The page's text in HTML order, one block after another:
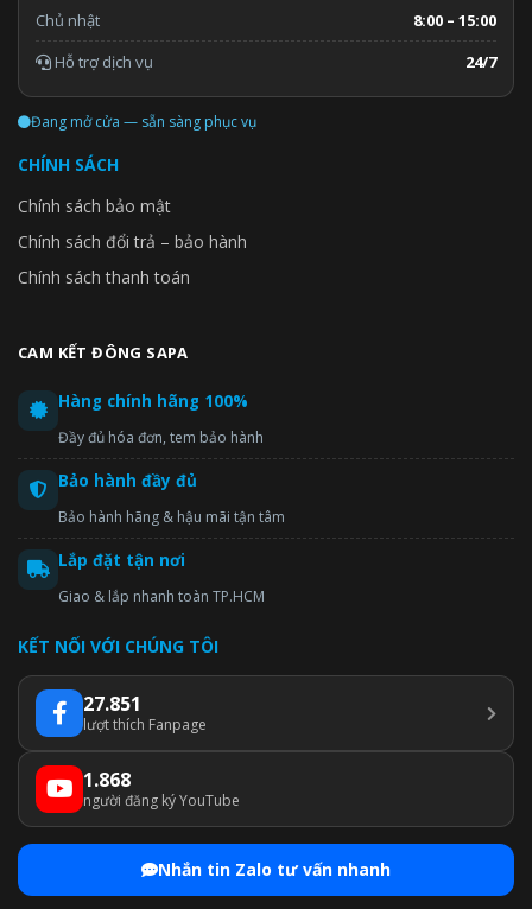
Chủ nhật
8:00 – 15:00
Hỗ trợ dịch vụ
24/7
Đang mở cửa — sẵn sàng phục vụ
CHÍNH SÁCH
Chính sách bảo mật
Chính sách đổi trả – bảo hành
Chính sách thanh toán
CAM KẾT ĐÔNG SAPA
Hàng chính hãng 100%
Đầy đủ hóa đơn, tem bảo hành
Bảo hành đầy đủ
Bảo hành hãng & hậu mãi tận tâm
Lắp đặt tận nơi
Giao & lắp nhanh toàn TP.HCM
KẾT NỐI VỚI CHÚNG TÔI
27.851
lượt thích Fanpage
1.868
người đăng ký YouTube
Nhắn tin Zalo tư vấn nhanh